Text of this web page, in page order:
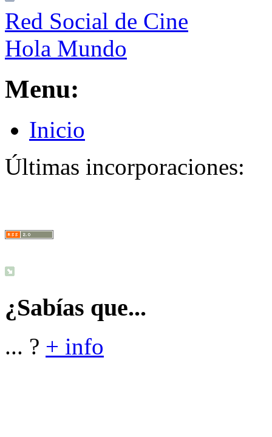
Red Social de Cine
Hola Mundo
Menu:
Inicio
Últimas incorporaciones:
¿Sabías que...
... ? + info